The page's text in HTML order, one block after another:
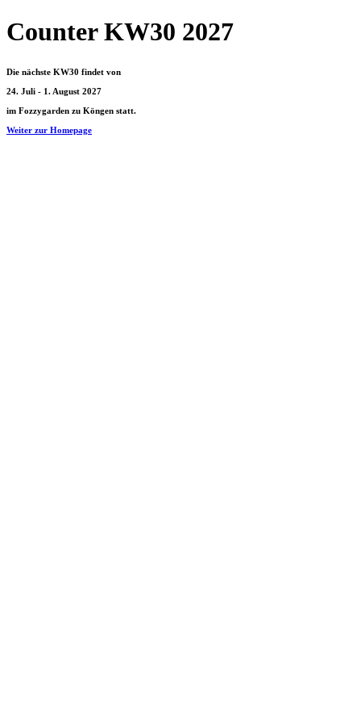
Counter KW30 2027
Die nächste KW30 findet von
24. Juli - 1. August 2027
im Fozzygarden zu Köngen statt.
Weiter zur Homepage